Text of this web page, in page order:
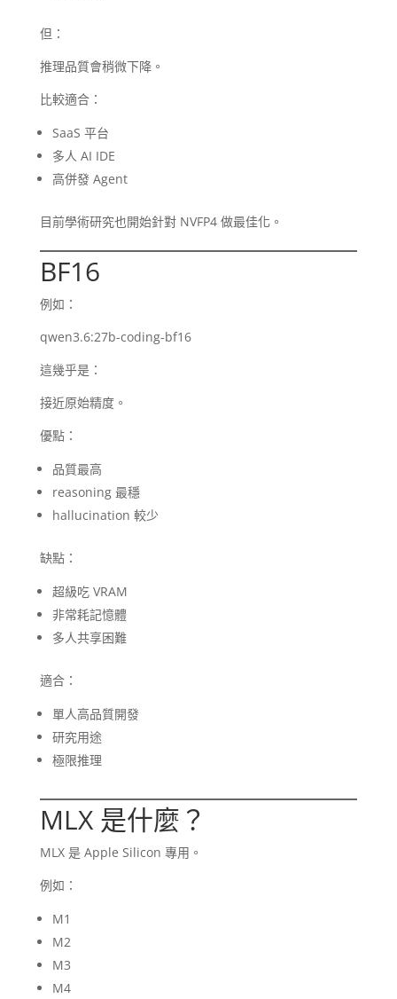
但：
推理品質會稍微下降。
比較適合：
SaaS 平台
多人 AI IDE
高併發 Agent
目前學術研究也開始針對 NVFP4 做最佳化。
BF16
例如：
qwen3.6:27b-coding-bf16
這幾乎是：
接近原始精度。
優點：
品質最高
reasoning 最穩
hallucination 較少
缺點：
超級吃 VRAM
非常耗記憶體
多人共享困難
適合：
單人高品質開發
研究用途
極限推理
MLX 是什麼？
MLX 是 Apple Silicon 專用。
例如：
M1
M2
M3
M4